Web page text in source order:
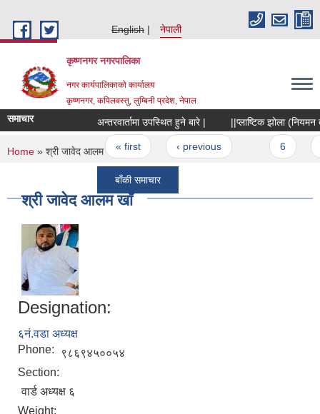
English
नेपाली
कृष्णनगर नगरपालिका
नगर कार्यपालिकाको कार्यालय
कृष्णनगर, कपिलवस्तु, लुम्बिनी प्रदेश, नेपाल
समाचार अन्तरवार्तामा उपस्थित हुने बारे | ||प्लाष्टिक झोला (नियमन
Pages
« first ‹ previous
बाँकी समाचार
You are here
Home » श्री जावेद आलम खाँ
श्री जावेद आलम खाँ
Designation:
६नं.वडा अध्यक्ष
Phone:
९८६९४५००५४
Section:
वार्ड अध्यक्ष ६
Weight: